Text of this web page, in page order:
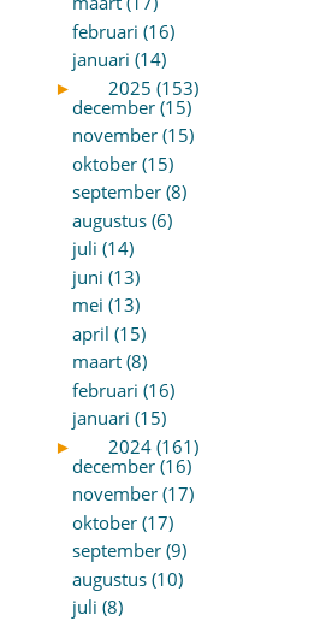
februari (16)
januari (14)
►
2025 (153)
december (15)
november (15)
oktober (15)
september (8)
augustus (6)
juli (14)
juni (13)
mei (13)
april (15)
maart (8)
februari (16)
januari (15)
►
2024 (161)
december (16)
november (17)
oktober (17)
september (9)
augustus (10)
juli (8)